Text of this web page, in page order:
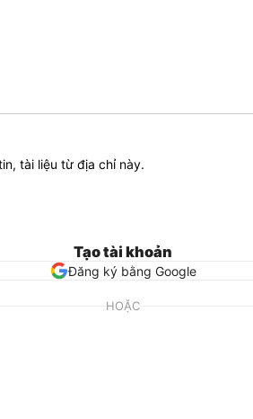
tài liệu từ địa chỉ này.
Tạo tài khoản
Đăng ký bằng Google
HOẶC